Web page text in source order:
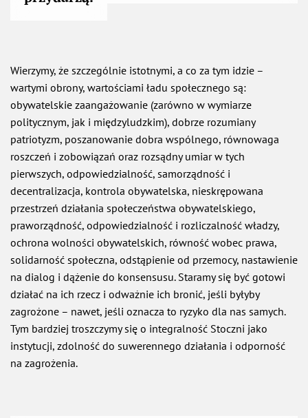
Wierzymy, że szczególnie istotnymi, a co za tym idzie –
wartymi obrony, wartościami ładu społecznego są:
obywatelskie zaangażowanie (zarówno w wymiarze
politycznym, jak i międzyludzkim), dobrze rozumiany
patriotyzm, poszanowanie dobra wspólnego, równowaga
roszczeń i zobowiązań oraz rozsądny umiar w tych
pierwszych, odpowiedzialność, samorządność i
decentralizacja, kontrola obywatelska, nieskrępowana
przestrzeń działania społeczeństwa obywatelskiego,
praworządność, odpowiedzialność i rozliczalność władzy,
ochrona wolności obywatelskich, równość wobec prawa,
solidarność społeczna, odstąpienie od przemocy, nastawienie
na dialog i dążenie do konsensusu. Staramy się być gotowi
działać na ich rzecz i odważnie ich bronić, jeśli byłyby
zagrożone – nawet, jeśli oznacza to ryzyko dla nas samych.
Tym bardziej troszczymy się o integralność Stoczni jako
instytucji, zdolność do suwerennego działania i odporność
na zagrożenia.